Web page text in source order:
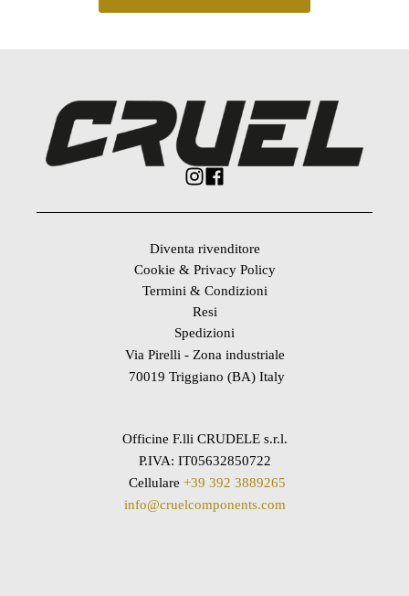
Diventa rivenditore
Cookie & Privacy Policy
Termini & Condizioni
Resi
Spedizioni
Via Pirelli - Zona industriale
70019 Triggiano (BA) Italy
Officine F.lli CRUDELE s.r.l.
P.IVA: IT05632850722
Cellulare +39 392 3889265
info@cruelcomponents.com